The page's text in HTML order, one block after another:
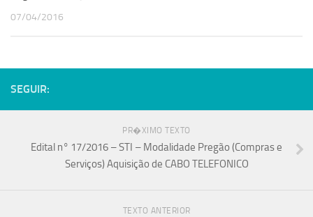
07/04/2016
SEGUIR:
PR�XIMO TEXTO
Edital n° 17/2016 – STI – Modalidade Pregão (Compras e
Serviços) Aquisição de CABO TELEFONICO
TEXTO ANTERIOR